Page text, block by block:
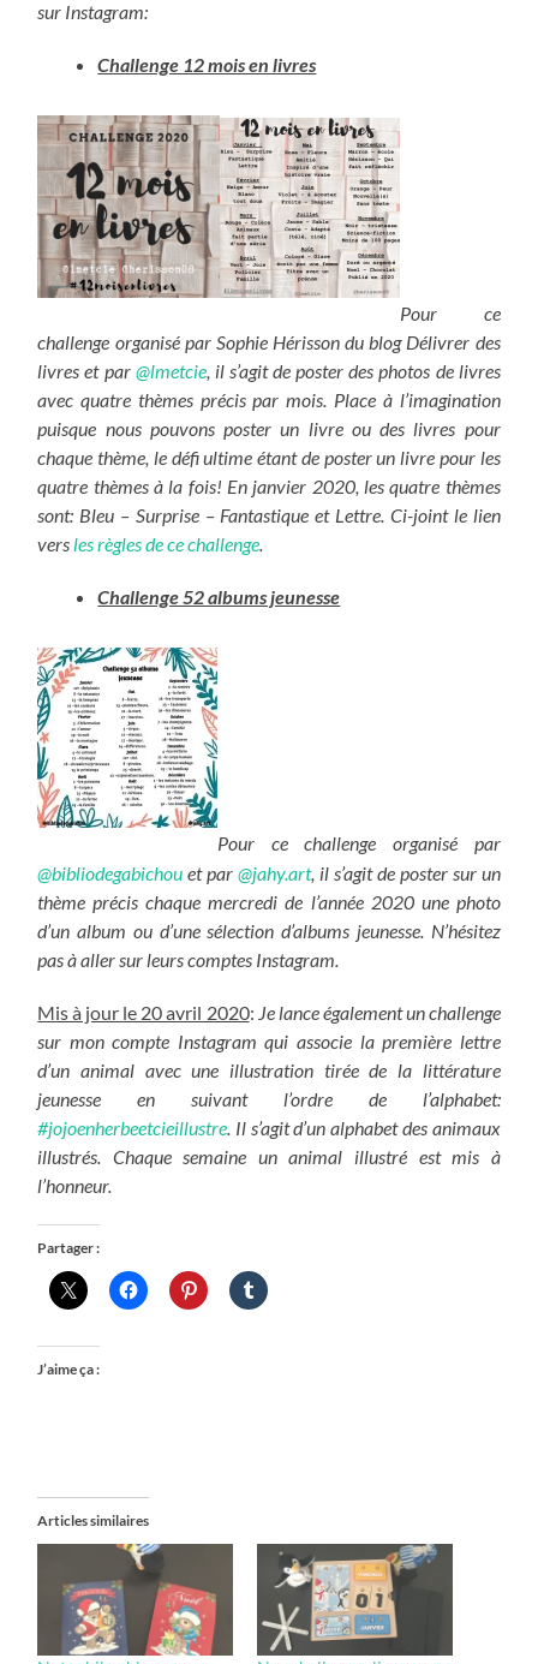
sur Instagram:
Challenge 12 mois en livres
Pour ce
challenge organisé par Sophie Hérisson du blog Délivrer des
livres et par @lmetcie, il s’agit de poster des photos de livres
avec quatre thèmes précis par mois. Place à l’imagination
puisque nous pouvons poster un livre ou des livres pour
chaque thème, le défi ultime étant de poster un livre pour les
quatre thèmes à la fois! En janvier 2020, les quatre thèmes
sont: Bleu – Surprise – Fantastique et Lettre. Ci-joint le lien
versles règles de ce challenge.
Challenge 52 albums jeunesse
Pour ce challenge organisé par
@bibliodegabichou et par@jahy.art, il s’agit de poster sur un
thème précis chaque mercredi de l’année 2020 une photo
d’un album ou d’une sélection d’albums jeunesse. N’hésitez
pas à aller sur leurs comptes Instagram.
Mis à jour le 20 avril 2020: Je lance également un challenge
sur mon compte Instagram qui associe la première lettre
d’un animal avec une illustration tirée de la littérature
jeunesse en suivant l’ordre de l’alphabet:
#jojoenherbeetcieillustre . Il s’agit d’un alphabet des animaux
illustrés. Chaque semaine un animal illustré est mis à
l’honneur.
Partager :
J’aime ça :
Articles similaires